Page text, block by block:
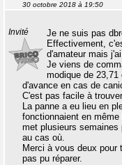
30 octobre 2018 à 19:50
Invité
Je ne suis pas
Effectivement,
d'amateur mais
Je viens de
modique de
d'avance en cas de
C'est pas facile à
La panne a eu lieu en
fonctionnaient en
met plusieurs semaines
au cas où.
Merci à vous deux
pas pu réparer.